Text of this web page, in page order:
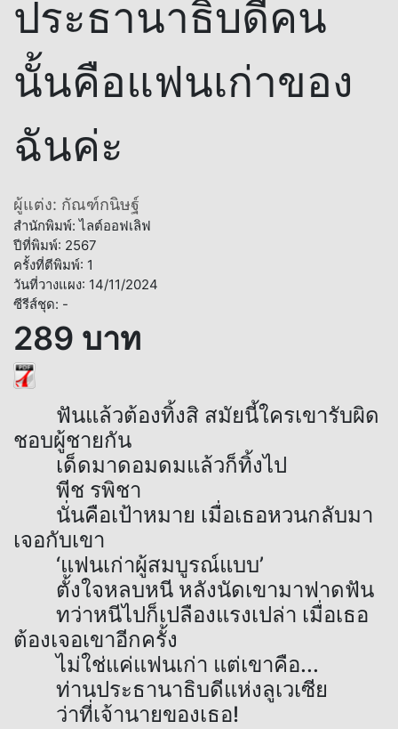
ประธานาธิบดีคน
นั้นคือแฟนเก่าของ
ฉันค่ะ
ผู้แต่ง: กัณฑ์กนิษฐ์
สำนักพิมพ์: ไลต์ออฟเลิฟ
ปีที่พิมพ์: 2567
ครั้งที่ตีพิมพ์: 1
วันที่วางแผง: 14/11/2024
ซีรีส์ชุด: -
289 บาท
ฟันแล้วต้องทิ้งสิ สมัยนี้ใครเขารับผิด
ชอบผู้ชายกัน
เด็ดมาดอมดมแล้วก็ทิ้งไป
พีช รพิชา
นั่นคือเป้าหมาย เมื่อเธอหวนกลับมา
เจอกับเขา
‘แฟนเก่าผู้สมบูรณ์แบบ’
ตั้งใจหลบหนี หลังนัดเขามาฟาดฟัน
ทว่าหนีไปก็เปลืองแรงเปล่า เมื่อเธอ
ต้องเจอเขาอีกครั้ง
ไม่ใช่แค่แฟนเก่า แต่เขาคือ...
ท่านประธานาธิบดีแห่งลูเวเซีย
ว่าที่เจ้านายของเธอ!